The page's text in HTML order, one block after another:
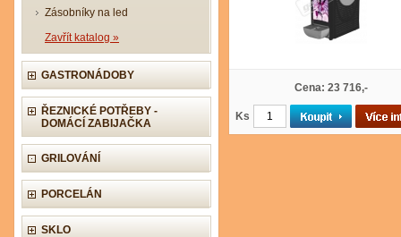
Zásobníky na led
Zavřít katalog »
GASTRONÁDOBY
ŘEZNICKÉ POTŘEBY -
DOMÁCÍ ZABIJAČKA
GRILOVÁNÍ
PORCELÁN
SKLO
Cena: 23 716,-
Ks